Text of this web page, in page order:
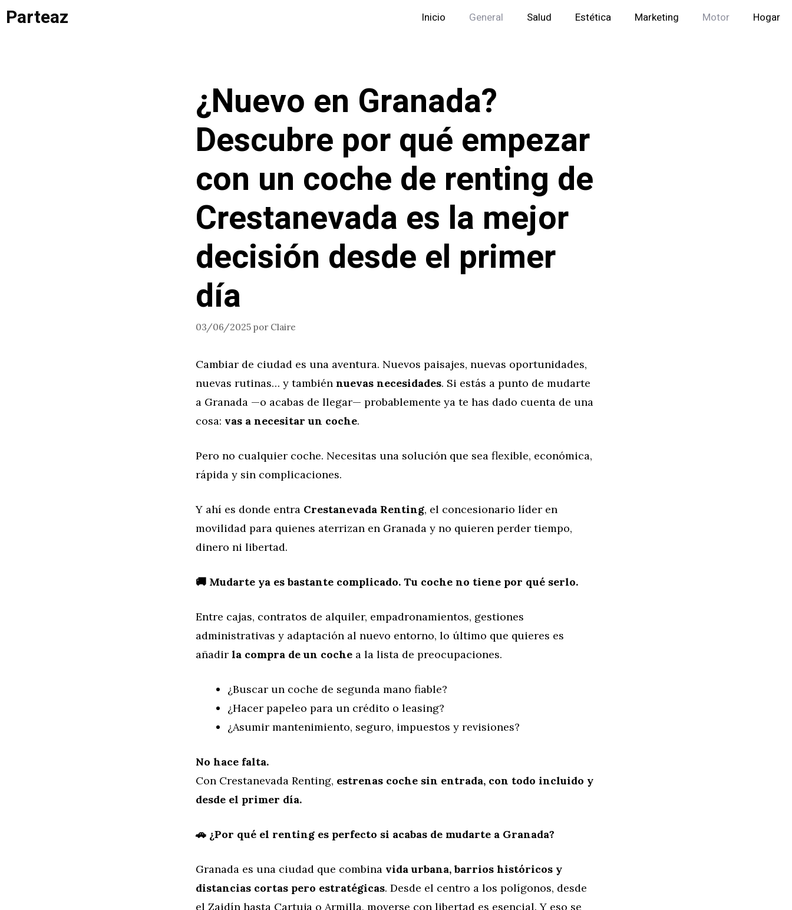
Saltar
alParteaz Inicio General Salud Estética Marketing Motor Hogar
¿Nuevo en Granada?
Descubre por qué empezar
con un coche de renting de
Crestanevada es la mejor
decisión desde el primer
día
03/06/2025 por Claire
Cambiar de ciudad es una aventura. Nuevos paisajes, nuevas oportunidades,
nuevas rutinas… y también nuevas necesidades. Si estás a punto de mudarte
a Granada —o acabas de llegar— probablemente ya te has dado cuenta de una
cosa: vas a necesitar un coche.
Pero no cualquier coche. Necesitas una solución que sea flexible, económica,
rápida y sin complicaciones.
Y ahí es donde entra Crestanevada Renting, el concesionario líder en
movilidad para quienes aterrizan en Granada y no quieren perder tiempo,
dinero ni libertad.
🚚 Mudarte ya es bastante complicado. Tu coche no tiene por qué serlo.
Entre cajas, contratos de alquiler, empadronamientos, gestiones
administrativas y adaptación al nuevo entorno, lo último que quieres es
añadir la compra de un coche a la lista de preocupaciones.
¿Buscar un coche de segunda mano fiable?
¿Hacer papeleo para un crédito o leasing?
¿Asumir mantenimiento, seguro, impuestos y revisiones?
No hace falta.
Con Crestanevada Renting, estrenas coche sin entrada, con todo incluido y
desde el primer día.
🚗 ¿Por qué el renting es perfecto si acabas de mudarte a Granada?
Granada es una ciudad que combina vida urbana, barrios históricos y
distancias cortas pero estratégicas. Desde el centro a los polígonos, desde
el Zaidín hasta Cartuja o Armilla, moverse con libertad es esencial. Y eso se